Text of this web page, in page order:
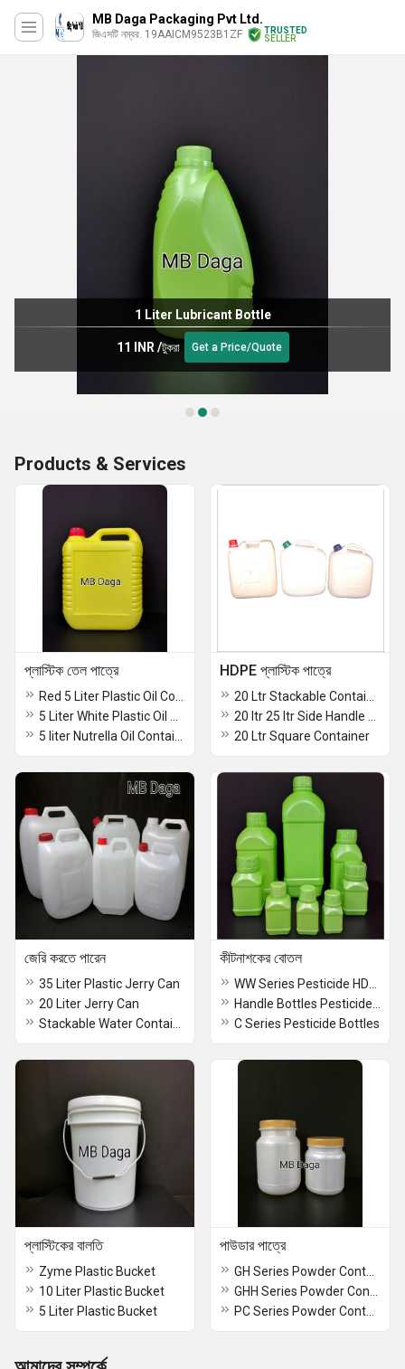
MB Daga Packaging Pvt Ltd.
জিএসটি নম্বর. 19AAICM9523B1ZF
TRUSTED
SELLER
1 Liter Lubricant Bottle
11 INR /টুকরা Get a Price/Quote
Products & Services
প্লাস্টিক তেল পাত্রে HDPE প্লাস্টিক পাত্রে
20 Ltr Square Container
জেরি করতে পারেন
35 Liter Plastic Jerry Can
20 Liter Jerry Can
কীটনাশকের বোতল
C Series Pesticide Bottles
প্লাস্টিকের বালতি
Zyme Plastic Bucket
10 Liter Plastic Bucket
5 Liter Plastic Bucket
পাউডার পাত্রে